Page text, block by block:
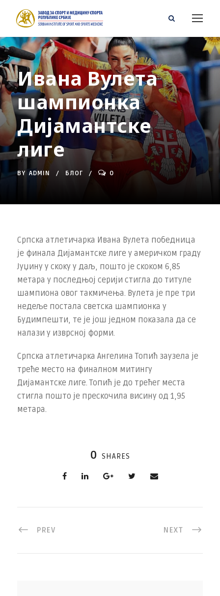
Ивана Вулета
шампионка
Дијамантске
лиге
BY ADMIN БЛОГ 0
Српска атлетичарка Ивана Вулета победница
је финала Дијамантске лиге у америчком граду
Јуџину у скоку у даљ, пошто је скоком 6,85
метара у последњој серији стигла до титуле
шампиона овог такмичења. Вулета је пре три
недеље постала светска шампионка у
Будимпешти, те је још једном показала да се
налази у изврсној форми.
Српска атлетичарка Ангелина Топић заузела је
треће место на финалном митингу
Дијамантске лиге. Топић је до трећег места
стигла пошто је прескочила висину од 1,95
метара.
0 SHARES
PREV NEXT